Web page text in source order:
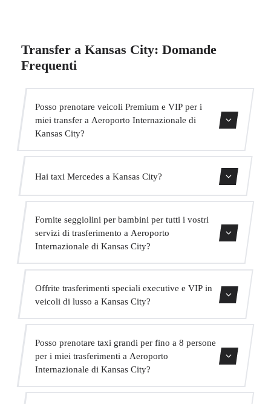
Transfer a Kansas City: Domande
Frequenti
Posso prenotare veicoli Premium e VIP per i
miei transfer a Aeroporto Internazionale di
Kansas City?
Sì, abbiamo veicoli Mercedes-Benz E-Class e S-Class per
il nostro servizio VIP. Puoi selezionarli durante il processo
di prenotazione.
Hai taxi Mercedes a Kansas City?
servizi executive e VIP. Puoi richiederne uno al momento
della prenotazione.
Fornite seggiolini per bambini per tutti i vostri
servizi di trasferimento a Aeroporto
Internazionale di Kansas City?
1, 2 e 3) completamente gratuiti. Basta indicarlo al
Offrite trasferimenti speciali executive e VIP in
veicoli di lusso a Kansas City?
Mercedes di alta gamma, un autista in abito bilingue e
extra come acqua e WiFi a bordo.
Posso prenotare taxi grandi per fino a 8 persone
per i miei trasferimenti a Aeroporto
Internazionale di Kansas City?